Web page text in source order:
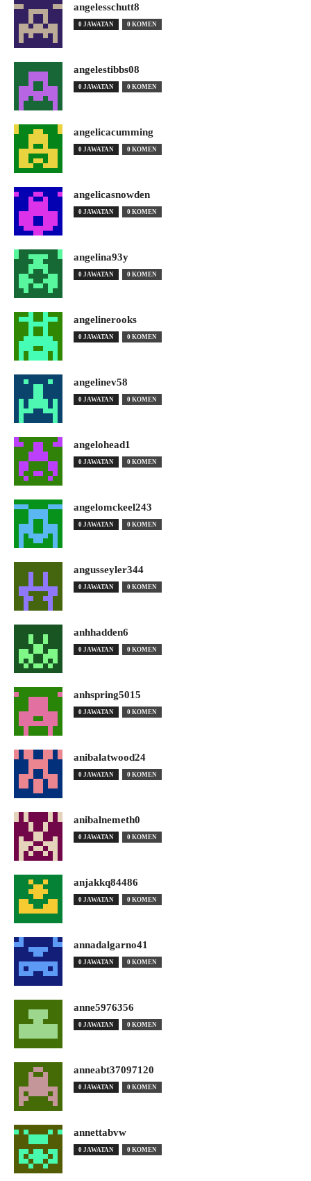
angelesschutt8
0 JAWATAN 0 KOMEN
angelestibbs08
0 JAWATAN 0 KOMEN
angelicacumming
0 JAWATAN 0 KOMEN
angelicasnowden
0 JAWATAN 0 KOMEN
angelina93y
0 JAWATAN 0 KOMEN
angelinerooks
0 JAWATAN 0 KOMEN
angelinev58
0 JAWATAN 0 KOMEN
angelohead1
0 JAWATAN 0 KOMEN
angelomckeel243
0 JAWATAN 0 KOMEN
angusseyler344
0 JAWATAN 0 KOMEN
anhhadden6
0 JAWATAN 0 KOMEN
anhspring5015
0 JAWATAN 0 KOMEN
anibalatwood24
0 JAWATAN 0 KOMEN
anibalnemeth0
0 JAWATAN 0 KOMEN
anjakkq84486
0 JAWATAN 0 KOMEN
annadalgarno41
0 JAWATAN 0 KOMEN
anne5976356
0 JAWATAN 0 KOMEN
anneabt37097120
0 JAWATAN 0 KOMEN
annettabvw
0 JAWATAN 0 KOMEN